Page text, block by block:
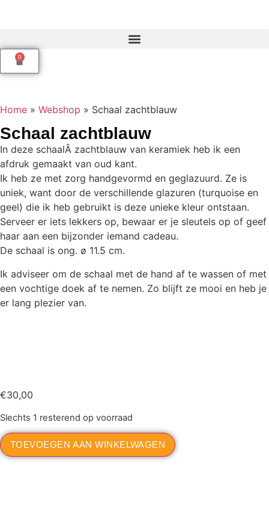
0
Home » Webshop » Schaal zachtblauw
Schaal zachtblauw
In deze schaalÂ zachtblauw van keramiek heb ik een
afdruk gemaakt van oud kant.
Ik heb ze met zorg handgevormd en geglazuurd. Ze is
uniek, want door de verschillende glazuren (turquoise en
geel) die ik heb gebruikt is deze unieke kleur ontstaan.
Serveer er iets lekkers op, bewaar er je sleutels op of geef
haar aan een bijzonder iemand cadeau.
De schaal is ong. ø 11.5 cm.
Ik adviseer om de schaal met de hand af te wassen of met
een vochtige doek af te nemen. Zo blijft ze mooi en heb je
er lang plezier van.
€30,00
Slechts 1 resterend op voorraad
TOEVOEGEN AAN WINKELWAGEN